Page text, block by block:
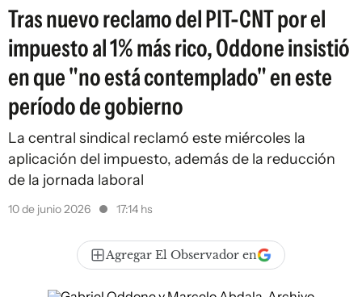
Tras nuevo reclamo del PIT-CNT por el
impuesto al 1% más rico, Oddone insistió
en que "no está contemplado" en este
período de gobierno
La central sindical reclamó este miércoles la
aplicación del impuesto, además de la reducción
de la jornada laboral
10 de junio 2026 17:14 hs
Agregar El Observador en